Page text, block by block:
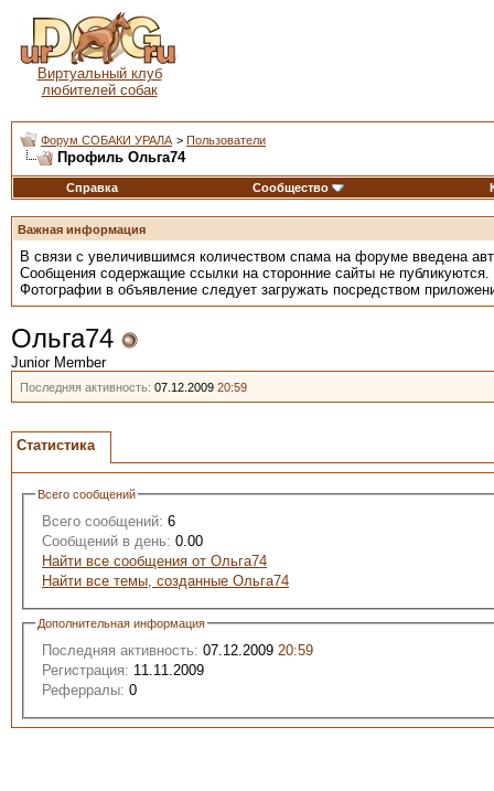
Виртуальный клуб
любителей собак
Форум СОБАКИ УРАЛА > Пользователи
Профиль Ольга74
Справка Сообщество
Важная информация
В связи с увеличившимся количеством спама на форуме введена
Сообщения содержащие ссылки на сторонние сайты не публикуются.
Фотографии в объявление следует загружать посредством
Ольга74
Junior Member
Последняя активность: 07.12.2009 20:59
Статистика
Всего сообщений
Всего сообщений: 6
Сообщений в день: 0.00
Найти все сообщения от Ольга74
Найти все темы, созданные Ольга74
Дополнительная информация
Последняя активность: 07.12.2009 20:59
Регистрация: 11.11.2009
Реферралы: 0